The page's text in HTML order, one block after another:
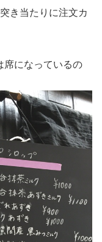
き当たりに注文カ
席になっているの